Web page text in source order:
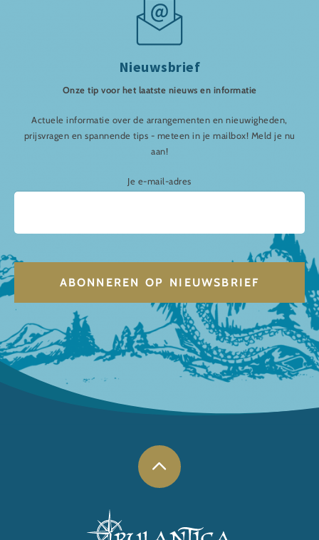
Nieuwsbrief
Onze tip voor het laatste nieuws en informatie
Actuele informatie over de arrangementen en nieuwigheden,
prijsvragen en spannende tips - meteen in je mailbox! Meld je nu
aan!
Je e-mail-adres